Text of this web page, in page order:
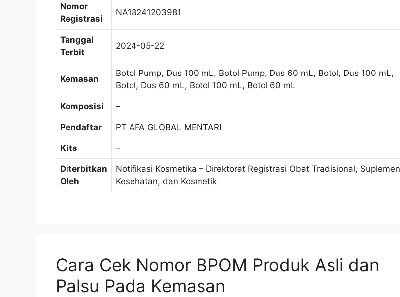
Nomor
Registrasi
NA18241203981
Tanggal
Terbit
2024-05-22
Kemasan
Botol Pump, Dus 100 mL, Botol Pump, Dus 60 mL, Botol, Dus 100 mL,
Botol, Dus 60 mL, Botol 100 mL, Botol 60 mL
Komposisi –
Pendaftar PT AFA GLOBAL MENTARI
Kits –
Diterbitkan
Oleh
Notifikasi Kosmetika – Direktorat Registrasi Obat Tradisional, Suplemen
Kesehatan, dan Kosmetik
Cara Cek Nomor BPOM Produk Asli dan
Palsu Pada Kemasan